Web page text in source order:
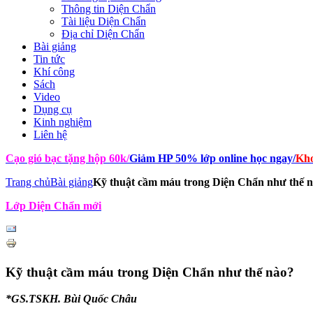
Thông tin Diện Chẩn
Tài liệu Diện Chẩn
Địa chỉ Diện Chẩn
Bài giảng
Tin tức
Khí công
Sách
Video
Dụng cụ
Kinh nghiệm
Liên hệ
Cạo gió bạc tặng hộp 60k/Giảm HP 50% lớp online học ngay/
Trang chủBài giảngKỹ thuật cầm máu trong Diện Chẩn như thế
Lớp Diện Chẩn mới
Kỹ thuật cầm máu trong Diện Chẩn như thế nào?
*GS.TSKH. Bùi Quốc Châu